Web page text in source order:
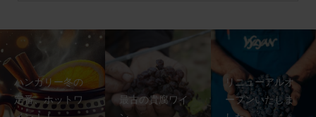
ハンガリー冬の
定番、ホットワ
最古の貴腐ワイ
リニューアルオ
ープンいたしま